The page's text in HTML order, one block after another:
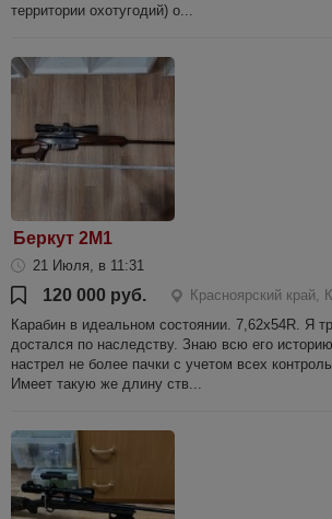
территории охотугодий) о...
Беркут 2М1
21 Июля, в 11:31
120 000 руб.
Красноярский край,
Карабин в идеальном состоянии. 7,62х54R. Я
достался по наследству. Знаю всю его
настрел не более пачки с учетом всех
Имеет такую же длину ств...